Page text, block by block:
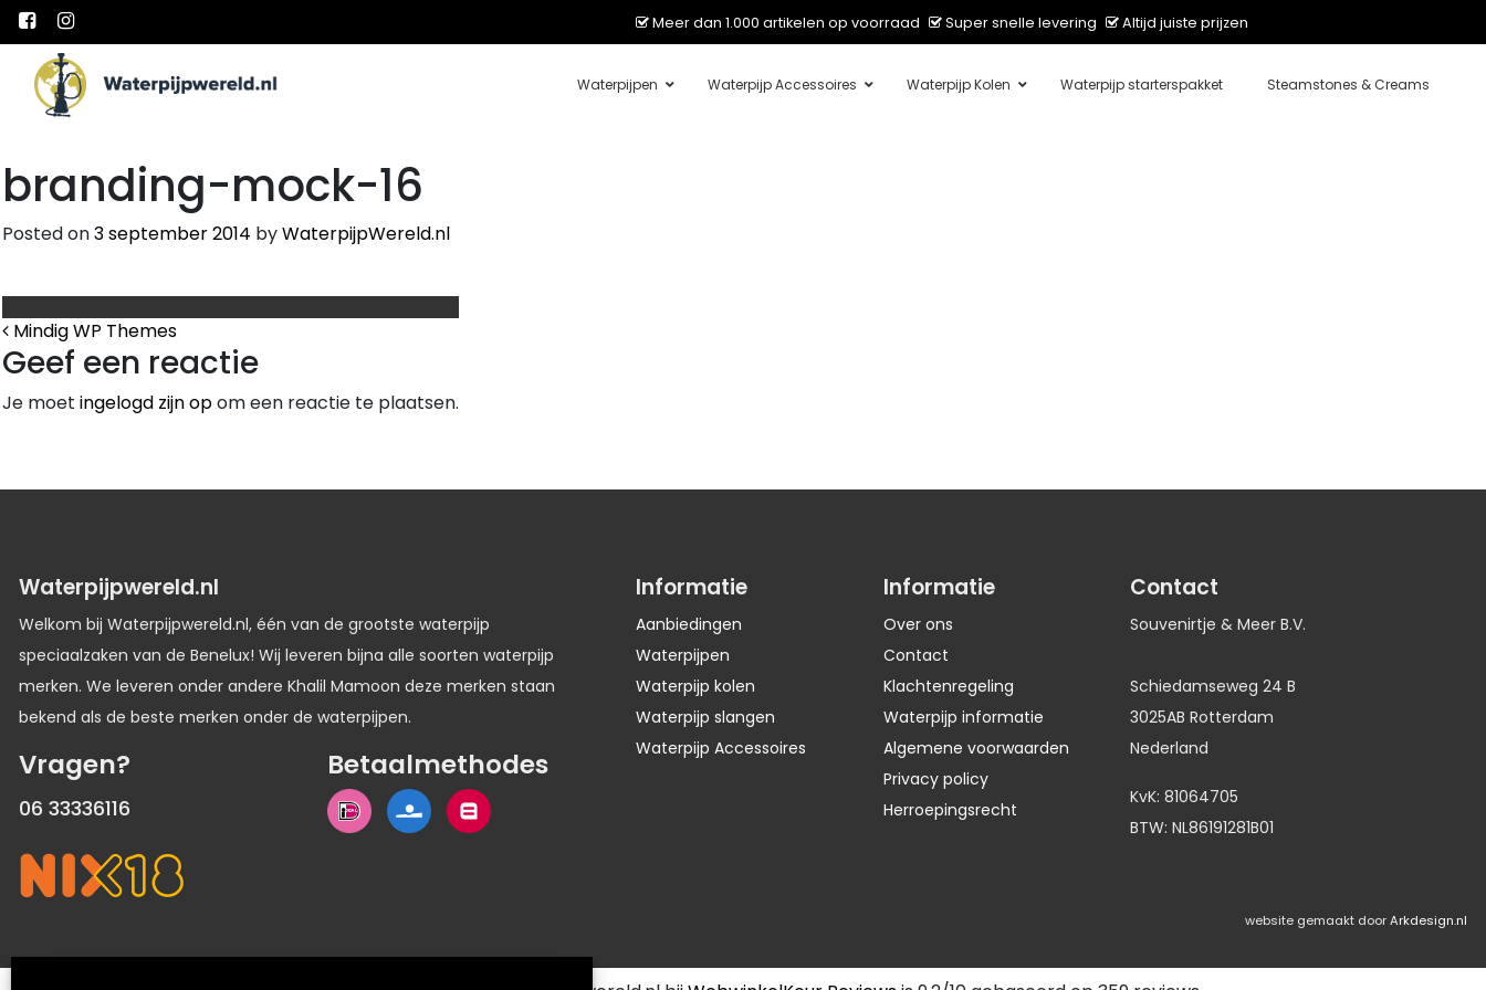
Meer dan 1.000 artikelen op voorraad Super snelle levering Altijd juiste prijzen
Main Navigation Waterpijpen Waterpijp Accessoires Waterpijp Kolen Waterpijp starterspakket Steamstones & Creams
branding-mock-16
Posted on3 september 2014 byWaterpijpWereld.nl
Bericht Navigatie
Mindig WP Themes
Geef een reactie
Je moet ingelogd zijn opom een reactie te plaatsen.
Waterpijpwereld.nl
Welkom bij Waterpijpwereld.nl, één van de grootste waterpijp
speciaalzaken van de Benelux! Wij leveren bijna alle soorten waterpijp
merken. We leveren onder andere Khalil Mamoon deze merken staan
bekend als de beste merken onder de waterpijpen.
Vragen?
06 33336116
Betaalmethodes
Informatie
Aanbiedingen
Waterpijpen
Waterpijp kolen
Waterpijp slangen
Waterpijp Accessoires
Informatie
Over ons
Contact
Klachtenregeling
Waterpijp informatie
Algemene voorwaarden
Privacy policy
Herroepingsrecht
Contact
Souvenirtje & Meer B.V.
Schiedamseweg 24 B
3025AB Rotterdam
Nederland
KvK: 81064705
BTW: NL86191281B01
website gemaakt doorArkdesign.nl